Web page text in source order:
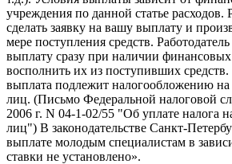
учреждения по данной статье расходов.
сделать заявку на вашу выплату и
мере поступления средств.
выплату сразу при наличии финансовых
восполнить их из поступивших средств.
выплата подлежит налогообложению
лиц. (Письмо Федеральной налоговой
2006 г. N 04-1-02/55 "Об уплате налога
лиц") В законодательстве Санкт-
выплате молодым специалистам в
ставки не установлено».